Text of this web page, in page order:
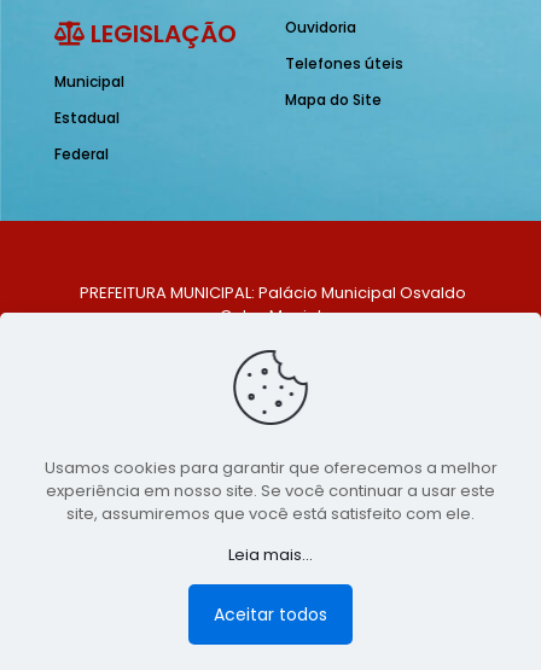
LEGISLAÇÃO
Municipal
Estadual
Federal
Ouvidoria
Telefones úteis
Mapa do Site
PREFEITURA MUNICIPAL: Palácio Municipal Osvaldo
Celso Maciel
Centro, São Bento do Una - PE. CEP: 553370-128
TELEFONE: (81) 99548-1569
E-MAIL: ouvidoria@saobentodouna.pe.gov.br
Copyright 2021-2026 - Assessoria de Comunicação da
Prefeitura de São Bento do Una - PE
publicidadeLumusWeb - Agência Digital
Usamos cookies para garantir que oferecemos a melhor
experiência em nosso site. Se você continuar a usar este
site, assumiremos que você está satisfeito com ele.
Leia mais...
Aceitar todos